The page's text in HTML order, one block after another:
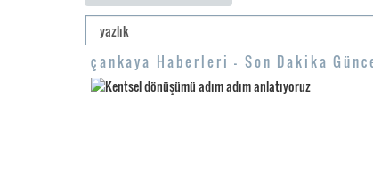
çankaya Haberleri - Son Dakika